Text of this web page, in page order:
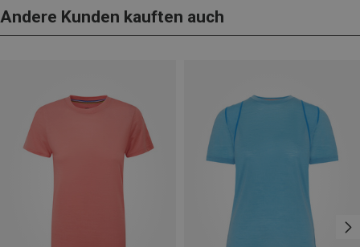
Andere Kunden kauften auch